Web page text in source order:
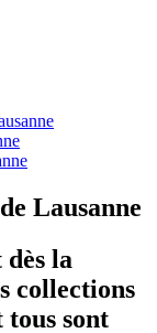
Lausanne
la
collections
tous sont